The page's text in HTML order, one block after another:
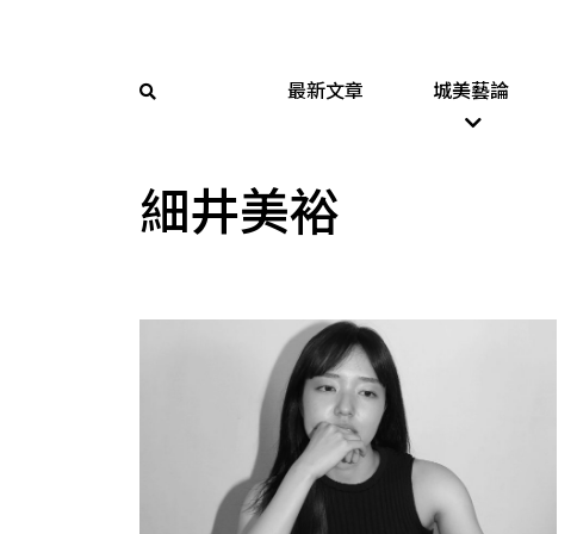
最新文章 城美藝論
細井美裕